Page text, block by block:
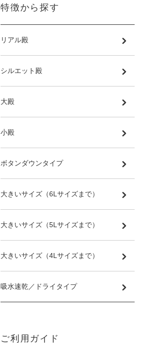
特徴から探す
リアル殿
シルエット殿
大殿
小殿
ボタンダウンタイプ
大きいサイズ（6Lサイズまで）
大きいサイズ（5Lサイズまで）
大きいサイズ（4Lサイズまで）
吸水速乾／ドライタイプ
ご利用ガイド